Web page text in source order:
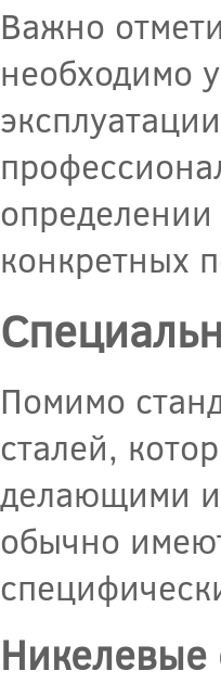
Важно
необходимо
конкретных
Помимо
сталей,
делающими
обычно
Никелевые